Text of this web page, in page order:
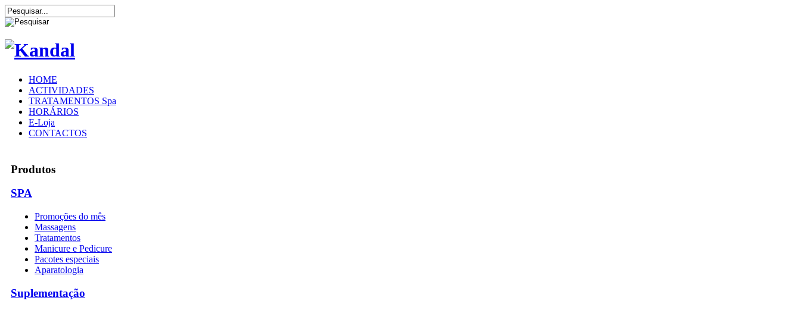
HOME
ACTIVIDADES
TRATAMENTOS Spa
HORÁRIOS
E-Loja
CONTACTOS
Produtos
SPA
Promoções do mês
Massagens
Tratamentos
Manicure e Pedicure
Pacotes especiais
Aparatologia
Suplementação